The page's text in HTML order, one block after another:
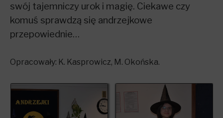
swój tajemniczy urok i magię. Ciekawe czy
komuś sprawdzą się andrzejkowe
przepowiednie…
Opracowały: K. Kasprowicz, M. Okońska.